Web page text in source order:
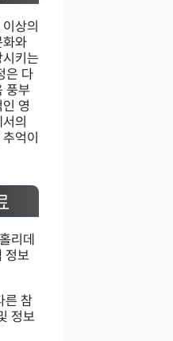
상의
화와
키는
은 다
풍부
영
의
억이
리데
정보
른 참
정보